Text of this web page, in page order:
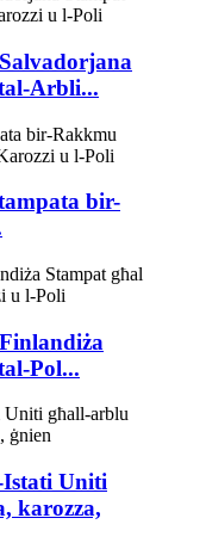
Arbli...
bir-
Pol...
Uniti
karozza,